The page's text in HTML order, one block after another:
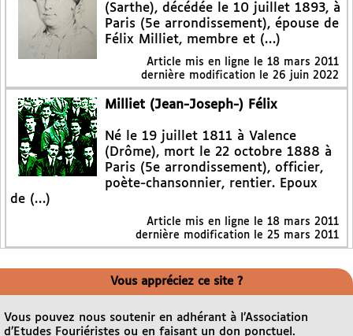
(Sarthe), décédée le 10 juillet 1893, à
Paris (5e arrondissement), épouse de
Félix Milliet, membre et (…)
Article mis en ligne le 18 mars 2011
dernière modification le 26 juin 2022
Milliet (Jean-Joseph-) Félix
Né le 19 juillet 1811 à Valence
(Drôme), mort le 22 octobre 1888 à
Paris (5e arrondissement), officier,
poète-chansonnier, rentier. Epoux
de (…)
Article mis en ligne le 18 mars 2011
dernière modification le 25 mars 2011
Vous appréciez ce site ?
Vous pouvez nous soutenir en adhérant à l’Association
d’Etudes Fouriéristes ou en faisant un don ponctuel.